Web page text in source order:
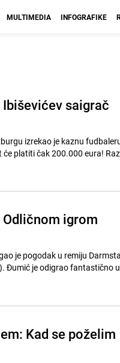
MULTIMEDIA INFOGRAFIKE
saigrač
izrekao je kaznu
platiti čak 200.000 eura!
igrom
je pogodak u remiju
Kad se poželim